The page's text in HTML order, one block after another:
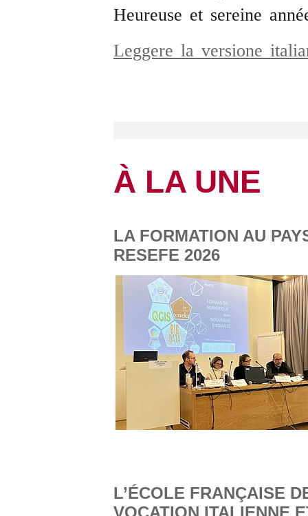
Heureuse et sereine
Leggere la versione
À LA UNE
LA FORMATION AU
RESEFE 2026
L’ÉCOLE FRANÇAISE
VOCATION ITALIENNE